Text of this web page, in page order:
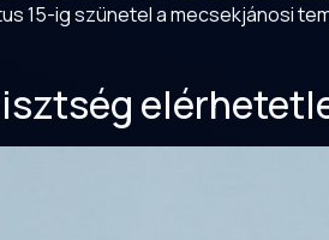
15-ig szünetel a mecsekjánosi